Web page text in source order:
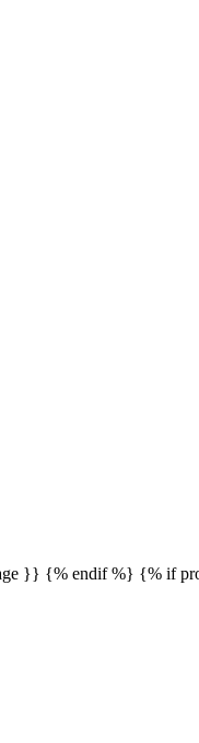
}} {% endif %} {% if